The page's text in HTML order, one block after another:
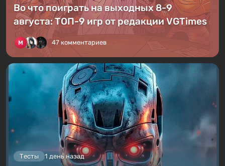
Во что поиграть на выходных 8-9
августа: ТОП-9 игр от редакции VGTimes
47 комментариев
Тесты 1 день назад